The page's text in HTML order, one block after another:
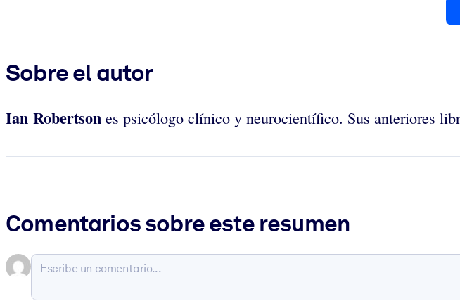
Sobre el autor
Ian Robertson es psicólogo clínico y neurocientífico. Sus anteriores
Comentarios sobre este resumen